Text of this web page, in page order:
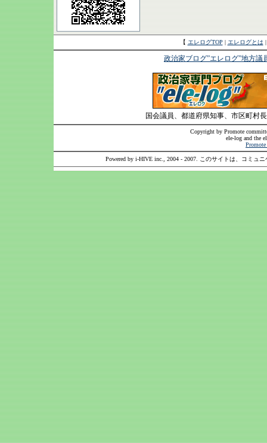
【 エレログTOP | エレログとは
政治家ブログ”エレログ”地方議
国会議員、都道府県知事、市区町村
Copyright by Promote
ele-log and the
Powered by i-HIVE inc., 2004 - 2007. このサイトは、コミュ